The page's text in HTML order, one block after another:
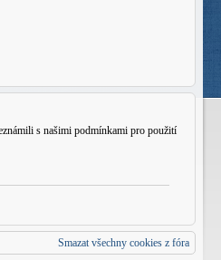
s našimi podmínkami pro použití
Smazat všechny cookies z fóra